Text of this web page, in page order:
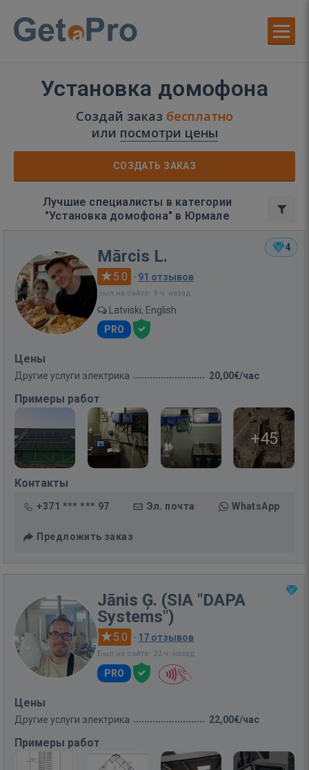
Установка домофона
Создай заказ бесплатно
или посмотри цены
СОЗДАТЬ ЗАКАЗ
Лучшие специалисты в категории
"Установка домофона" в Юрмале
4
Mārcis L.
5.0 · 91 отзывов
Был на сайте: 9 ч. назад
Latviski, English
PRO
Цены
Другие услуги электрика 20,00€/час
Примеры работ
+45
Контакты
+371 *** *** 97 Эл. почта WhatsApp
Предложить заказ
Jānis Ģ. (SIA "DAPA
Systems")
5.0 · 17 отзывов
Был на сайте: 22 ч. назад
PRO
Цены
Другие услуги электрика 22,00€/час
Примеры работ